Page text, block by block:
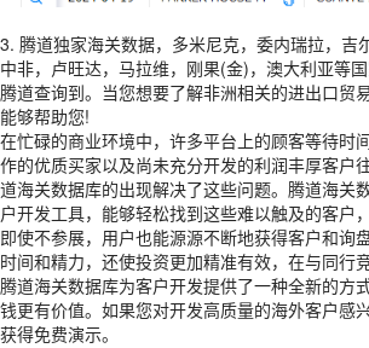
3. 腾道独家海关数据，多米尼克，委内瑞拉，吉
中非，卢旺达，马拉维，刚果(金)，澳大利亚等
腾道查询到。当您想要了解非洲相关的进出口贸
能够帮助您!
在忙碌的商业环境中，许多平台上的顾客等待时
作的优质买家以及尚未充分开发的利润丰厚客户
道海关数据库的出现解决了这些问题。腾道海关
户开发工具，能够轻松找到这些难以触及的客户
即使不参展，用户也能源源不断地获得客户和询
时间和精力，还使投资更加精准有效，在与同行
腾道海关数据库为客户开发提供了一种全新的方
钱更有价值。如果您对开发高质量的海外客户感
获得免费演示。